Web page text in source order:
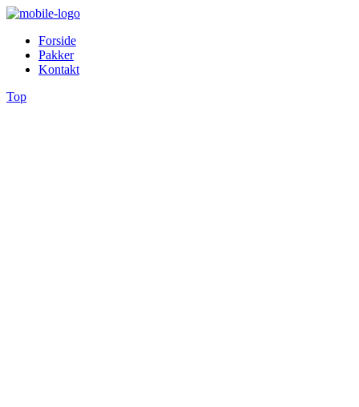
Forside
Pakker
Kontakt
Top